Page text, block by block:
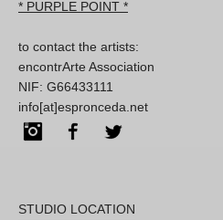
* PURPLE POINT *
to contact the artists:
encontrArte Association
NIF: G66433111
info[at]espronceda.net
InstagramFacebook
STUDIO LOCATION